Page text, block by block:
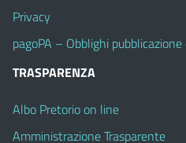
Privacy
pagoPA – Obblighi
TRASPARENZA
Albo Pretorio on line
Amministrazione Trasparente